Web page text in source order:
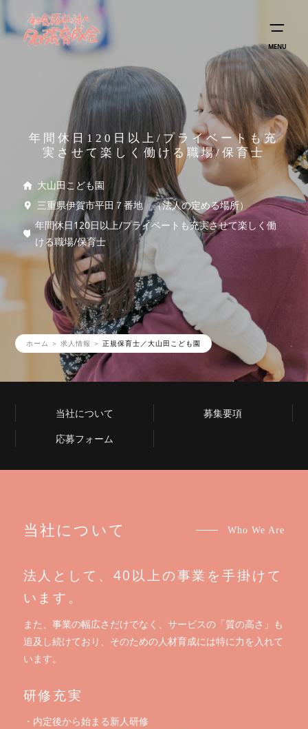
MENU
年間休日120日以上/プライベートも充
実させて楽しく働ける職場/保育士
大山田こども園
三重県伊賀市平田７番地 （法人の定める場所）
年間休日120日以上/プライベートも充実させて楽しく働
ける職場/保育士
ホーム 求人情報 正規保育士／大山田こども園
当社について
募集要項
応募フォーム
当社について Who We Are
法人として、40以上の事業を手掛けて
います。
また、事業の幅広さだけでなく、サービスの「質の高さ」も
追及し続けており、そのための人材育成には特に力を入れて
います。
研修充実
・内定後から始まる新人研修